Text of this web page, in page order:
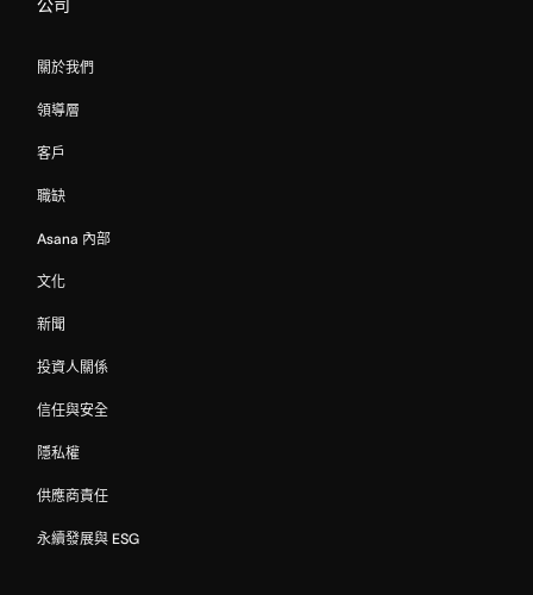
公司
關於我們
領導層
客戶
職缺
Asana 內部
文化
新聞
投資人關係
信任與安全
隱私權
供應商責任
永續發展與 ESG